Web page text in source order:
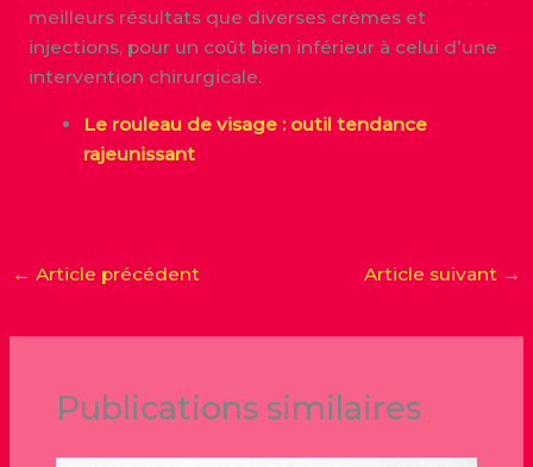
meilleurs résultats que diverses crèmes et
injections, pour un coût bien inférieur à celui d’une
intervention chirurgicale.
Le rouleau de visage : outil tendance
rajeunissant
← Article précédent Article suivant →
Publications similaires